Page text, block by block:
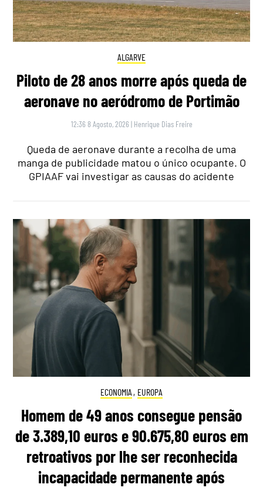
ALGARVE
Piloto de 28 anos morre após queda de
aeronave no aeródromo de Portimão
12:36 8 Agosto, 2026 | Henrique Dias Freire
Queda de aeronave durante a recolha de uma
manga de publicidade matou o único ocupante. O
GPIAAF vai investigar as causas do acidente
ECONOMIA , EUROPA
Homem de 49 anos consegue pensão
de 3.389,10 euros e 90.675,80 euros em
retroativos por lhe ser reconhecida
incapacidade permanente após